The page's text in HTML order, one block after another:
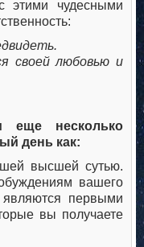
этими чудесными
своей любовью и
еще несколько
день как:
высшей сутью.
вашего
первыми
вы получаете